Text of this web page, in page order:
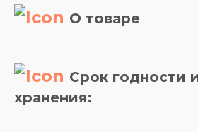
О товаре
Срок годности
хранения: